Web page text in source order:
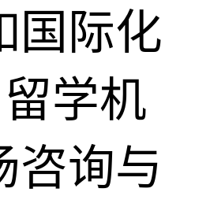
国际化
学机
咨询与